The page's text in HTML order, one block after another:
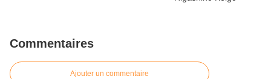
Commentaires
Ajouter un commentaire